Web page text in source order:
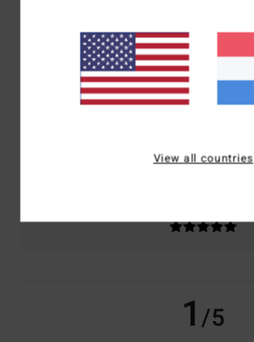
Comfort
1.0
1/5
View all countries